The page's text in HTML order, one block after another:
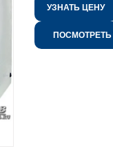
УЗНАТЬ ЦЕНУ